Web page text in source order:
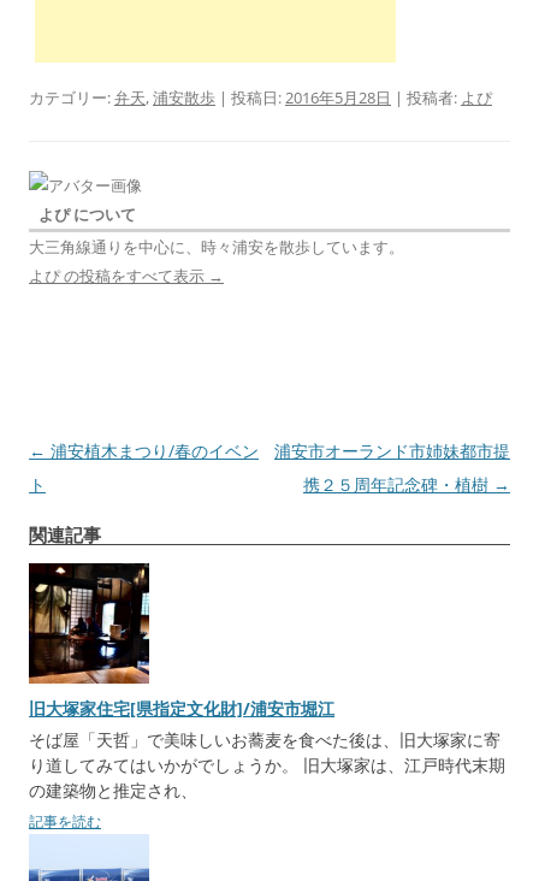
カテゴリー:弁天,浦安散歩 | 投稿日:2016年5月28日 | 投稿者: よぴ
よぴ について
大三角線通りを中心に、時々浦安を散歩しています。
よぴ の投稿をすべて表示 →
投
稿
ビ
ゲ
ー
シ
ョ
ン
← 浦安植木まつり/春のイベン
ト
浦安市オーランド市姉妹都市提
携２５周年記念碑・植樹 →
関連記事
旧大塚家住宅[県指定文化財]/浦安市堀江
そば屋「天哲」で美味しいお蕎麦を食べた後は、旧大塚家に寄
り道してみてはいかがでしょうか。 旧大塚家は、江戸時代末期
の建築物と推定され、
記事を読む